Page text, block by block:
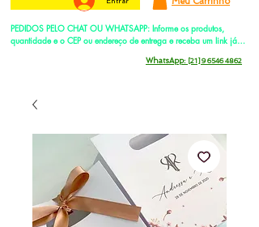
PEDIDOS PELO CHAT OU WHATSAPP: Informe os produtos,
quantidade e o CEP ou endereço de entrega e receba um link já
WhatsApp: [21] 9 6546 4862